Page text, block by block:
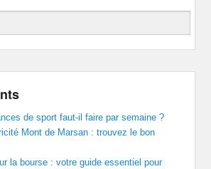
de sport faut-il faire par semaine ?
Mont de Marsan : trouvez le bon
la bourse : votre guide essentiel pour